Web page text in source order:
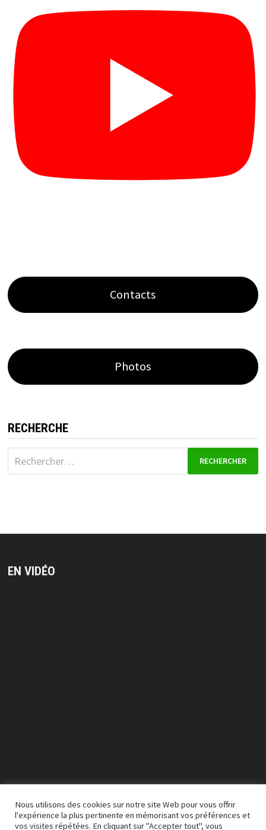
Contacts
Photos
RECHERCHE
Rechercher :
EN VIDÉO
Nous utilisons des cookies sur notre site Web pour vous offrir
l'expérience la plus pertinente en mémorisant vos préférences et
vos visites répétées. En cliquant sur "Accepter tout", vous